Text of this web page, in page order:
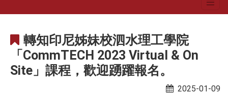
轉知印尼姊妹校泗水理工學院
「CommTECH 2023 Virtual & On
Site」課程，歡迎踴躍報名。
2025-01-09